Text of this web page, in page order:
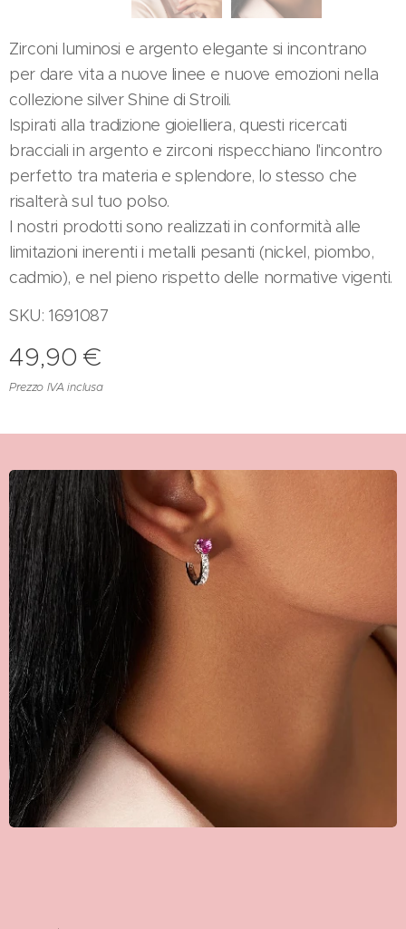
Zirconi luminosi e argento elegante si incontrano
per dare vita a nuove linee e nuove emozioni nella
collezione silver Shine di Stroili.
Ispirati alla tradizione gioielliera, questi ricercati
bracciali in argento e zirconi rispecchiano l'incontro
perfetto tra materia e splendore, lo stesso che
risalterà sul tuo polso.
I nostri prodotti sono realizzati in conformità alle
limitazioni inerenti i metalli pesanti (nickel, piombo,
cadmio), e nel pieno rispetto delle normative vigenti.
SKU: 1691087
49,90 €
Prezzo IVA inclusa